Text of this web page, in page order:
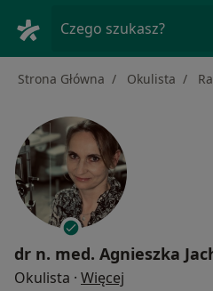
Czego szukasz?
Strona Główna Okulista
dr n. med. Agnieszka
Okulista · Więcej